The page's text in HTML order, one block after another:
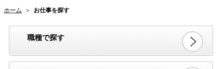
ホーム ＞ お仕事を探す
職種で探す